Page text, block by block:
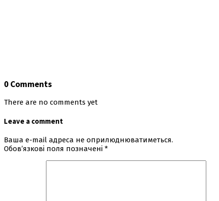
0 Comments
There are no comments yet
Leave a comment
Ваша e-mail адреса не оприлюднюватиметься.
Обов’язкові поля позначені *